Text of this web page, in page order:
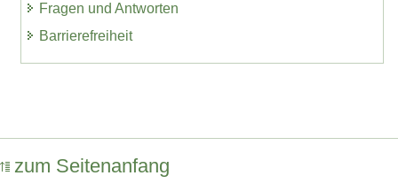
Fragen und Antworten
Barrierefreiheit
zum Seitenanfang